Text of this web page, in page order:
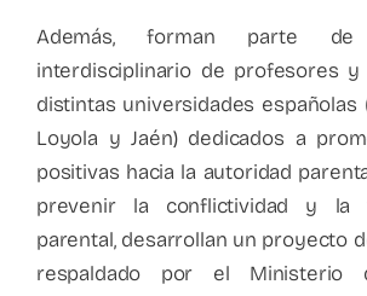
Además, forman parte
interdisciplinario de profesores
distintas universidades españolas
Loyola y Jaén) dedicados a
positivas hacia la autoridad
prevenir la conflictividad y la
parental, desarrollan un proyecto
respaldado por el Ministerio